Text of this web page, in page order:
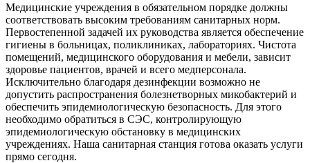
Медицинские учреждения в обязательном порядке должны
соответствовать высоким требованиям санитарных норм.
Первостепенной задачей их руководства является обеспечение
гигиены в больницах, поликлиниках, лабораториях. Чистота
помещений, медицинского оборудования и мебели, зависит
здоровье пациентов, врачей и всего медперсонала.
Исключительно благодаря дезинфекции возможно не
допустить распространения болезнетворных микобактерий и
обеспечить эпидемиологическую безопасность. Для этого
необходимо обратиться в СЭС, контролирующую
эпидемиологическую обстановку в медицинских
учреждениях. Наша санитарная станция готова оказать услуги
прямо сегодня.